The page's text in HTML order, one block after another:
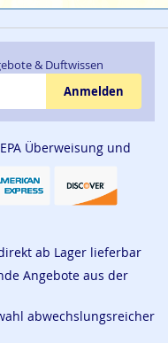
& Duftwissen
Anmelden
Überweisung und
ab Lager lieferbar
Angebote aus der
abwechslungsreicher